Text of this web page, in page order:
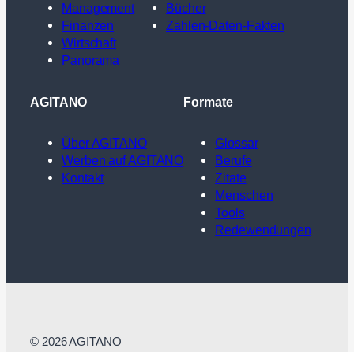
Management
Finanzen
Wirtschaft
Panorama
Bücher
Zahlen-Daten-Fakten
AGITANO
Über AGITANO
Werben auf AGITANO
Kontakt
Formate
Glossar
Berufe
Zitate
Menschen
Tools
Redewendungen
© 2026 AGITANO